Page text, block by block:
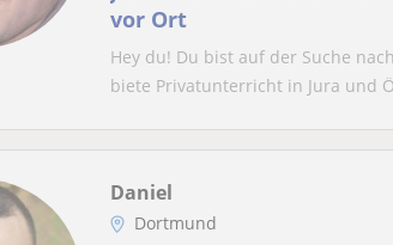
vor Ort
Hey du! Du bist auf der Suche
biete Privatunterricht in Jura und
Daniel
Dortmund